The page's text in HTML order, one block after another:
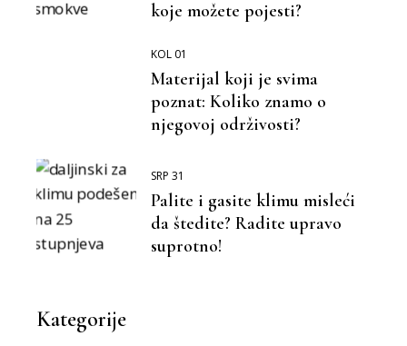
koje možete pojesti?
KOL 01
Materijal koji je svima
poznat: Koliko znamo o
njegovoj održivosti?
SRP 31
Palite i gasite klimu misleći
da štedite? Radite upravo
suprotno!
Kategorije